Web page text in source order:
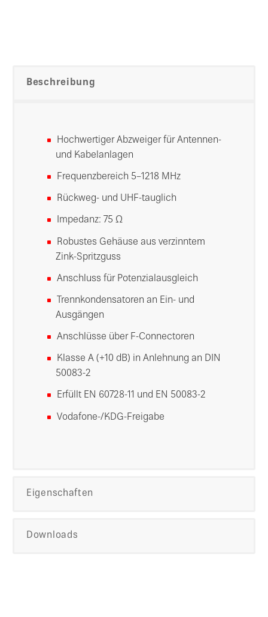
Beschreibung
Hochwertiger Abzweiger für Antennen-
und Kabelanlagen
Frequenzbereich 5–1218 MHz
Rückweg- und UHF-tauglich
Impedanz: 75 Ω
Robustes Gehäuse aus verzinntem
Zink-Spritzguss
Anschluss für Potenzialausgleich
Trennkondensatoren an Ein- und
Ausgängen
Anschlüsse über F-Connectoren
Klasse A (+10 dB) in Anlehnung an DIN
50083-2
Erfüllt EN 60728-11 und EN 50083-2
Vodafone-/KDG-Freigabe
Eigenschaften
Downloads